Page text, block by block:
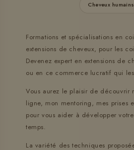
Cheveux humains
Formations et spécialisations en
extensions de cheveux, pour les
Devenez expert en extensions de
ou en ce commerce lucratif qui
Vous aurez le plaisir de découvrir
ligne, mon mentoring, mes prises
pour vous aider à développer
temps.
La variété des techniques